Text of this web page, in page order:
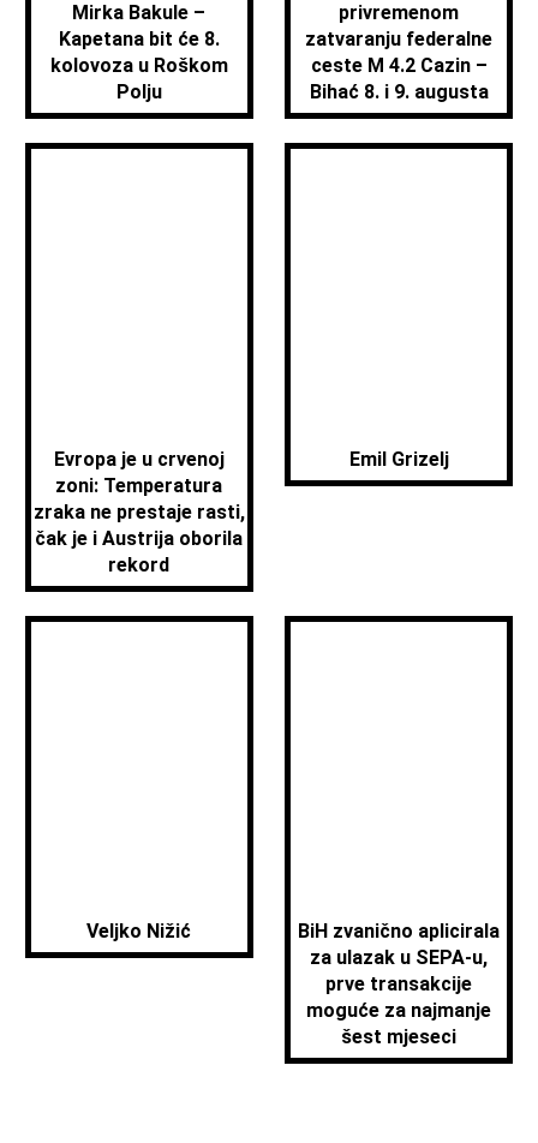
Mirka Bakule –
Kapetana bit će 8.
kolovoza u Roškom
Polju
privremenom
zatvaranju federalne
ceste M 4.2 Cazin –
Bihać 8. i 9. augusta
Evropa je u crvenoj
zoni: Temperatura
zraka ne prestaje rasti,
čak je i Austrija oborila
rekord
Emil Grizelj
Veljko Nižić
BiH zvanično aplicirala
za ulazak u SEPA-u,
prve transakcije
moguće za najmanje
šest mjeseci